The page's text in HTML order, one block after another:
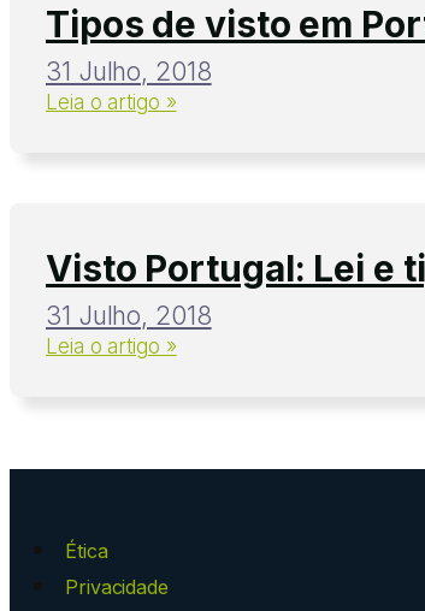
Tipos de visto em
31 Julho, 2018
Leia o artigo »
Visto Portugal: Lei e
31 Julho, 2018
Leia o artigo »
Ética
Privacidade